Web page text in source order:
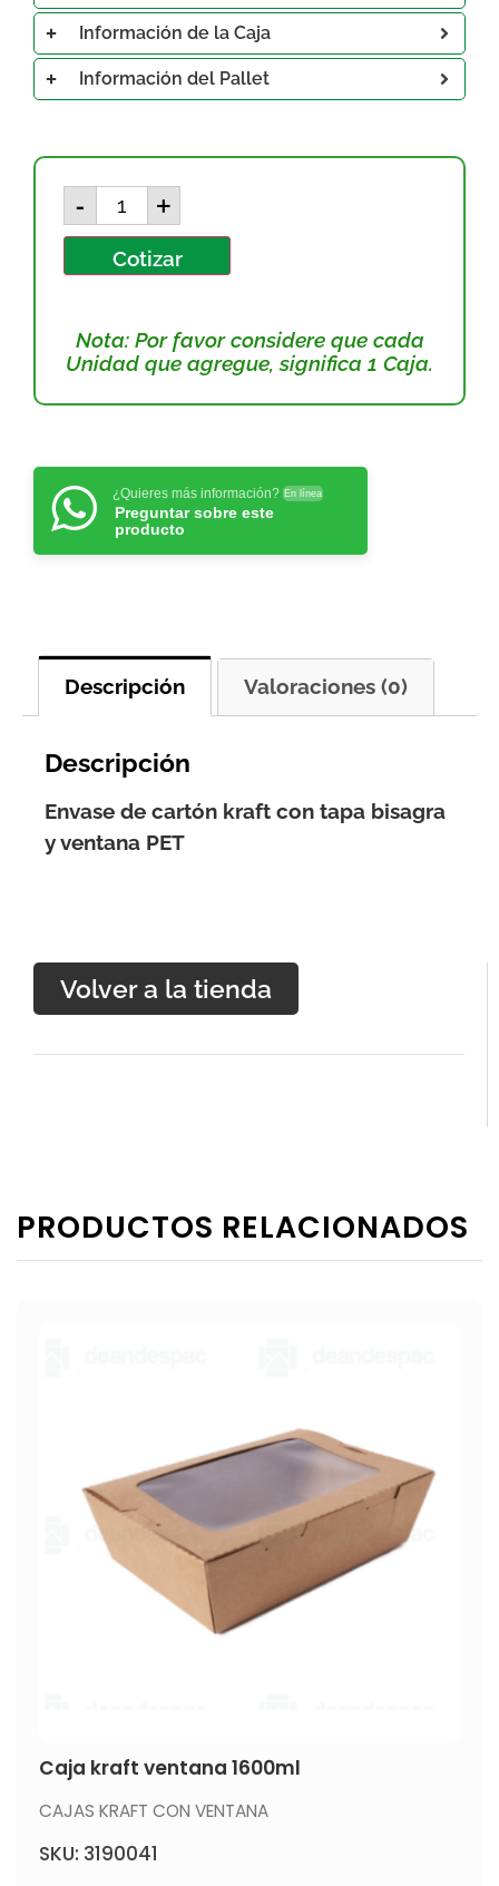
Volver a la tienda
Información de la Caja
Información del Pallet
- +
Cotizar
Nota: Por favor considere que cada
Unidad que agregue, significa 1 Caja.
¿Quieres más información? En línea
Preguntar sobre este
producto
Descripción Valoraciones (0)
Descripción
Envase de cartón kraft con tapa bisagra
y ventana PET
PRODUCTOS RELACIONADOS
Caja kraft ventana 1600ml
CAJAS KRAFT CON VENTANA
SKU: 3190041